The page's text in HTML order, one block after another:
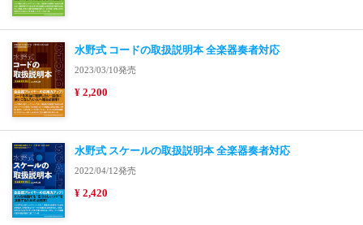
水野式 コードの取扱説明本 全楽器奏者対応
2023/03/10発売
¥ 2,200
水野式 スケールの取扱説明本 全楽器奏者対応
2022/04/12発売
¥ 2,420